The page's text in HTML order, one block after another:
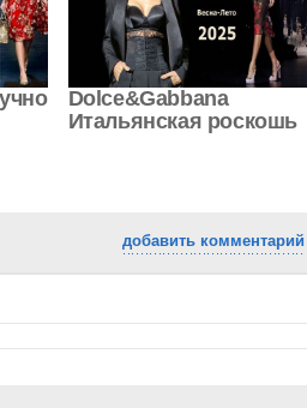
Dolce&Gabbana
Итальянская роскошь
добавить комментарий